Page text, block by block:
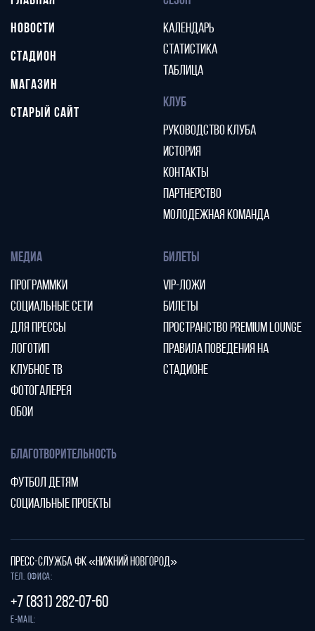
НОВОСТИ
СТАДИОН
МАГАЗИН
СТАРЫЙ САЙТ
КАЛЕНДАРЬ
СТАТИСТИКА
ТАБЛИЦА
КЛУБ
РУКОВОДСТВО КЛУБА
ИСТОРИЯ
КОНТАКТЫ
ПАРТНЕРСТВО
МОЛОДЕЖНАЯ КОМАНДА
МЕДИА
ПРОГРАММКИ
СОЦИАЛЬНЫЕ СЕТИ
ДЛЯ ПРЕССЫ
ЛОГОТИП
КЛУБНОЕ ТВ
ФОТОГАЛЕРЕЯ
ОБОИ
БИЛЕТЫ
VIP-ЛОЖИ
БИЛЕТЫ
ПРОСТРАНСТВО PREMIUM LOUNGE
ПРАВИЛА ПОВЕДЕНИЯ НА
СТАДИОНЕ
БЛАГОТВОРИТЕЛЬНОСТЬ
ФУТБОЛ ДЕТЯМ
СОЦИАЛЬНЫЕ ПРОЕКТЫ
ПРЕСС-СЛУЖБА ФК «НИЖНИЙ НОВГОРОД»
Тел. офиса:
+7 (831) 282-07-60
E-mail: